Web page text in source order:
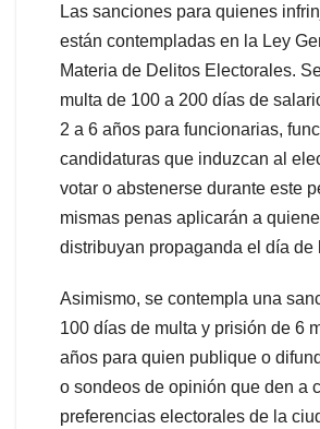
Las sanciones para quienes
están contempladas en la Ley
Materia de Delitos Electorales.
multa de 100 a 200 días de
2 a 6 años para funcionarias,
candidaturas que induzcan al
votar o abstenerse durante este
mismas penas aplicarán a
distribuyan propaganda el día de
Asimismo, se contempla una
100 días de multa y prisión de 6
años para quien publique o
o sondeos de opinión que den a
preferencias electorales de la